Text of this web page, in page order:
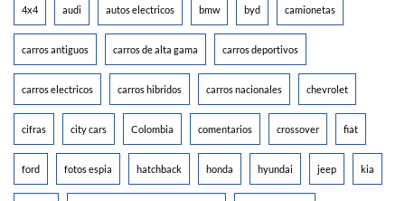
4x4 audi autos electricos bmw byd camionetas
carros antiguos carros de alta gama carros deportivos
carros electricos carros hibridos carros nacionales chevrolet
cifras city cars Colombia comentarios crossover fiat
ford fotos espia hatchback honda hyundai jeep kia